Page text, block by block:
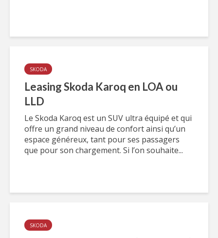
SKODA
Leasing Skoda Karoq en LOA ou
LLD
Le Skoda Karoq est un SUV ultra équipé et qui
offre un grand niveau de confort ainsi qu’un
espace généreux, tant pour ses passagers
que pour son chargement. Si l’on souhaite...
SKODA